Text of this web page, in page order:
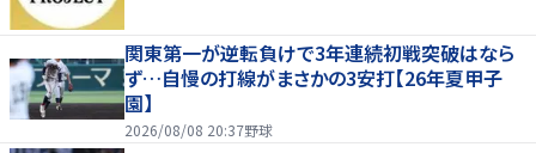
関東第一が逆転負けで3年連続初戦突破はなら
ず…自慢の打線がまさかの3安打【26年夏甲子
園】
2026/08/08 20:37野球